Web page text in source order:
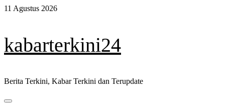
Skip
11 Agustus 2026
kabarterkini24
Berita Terkini, Kabar Terkini dan Terupdate
Primary